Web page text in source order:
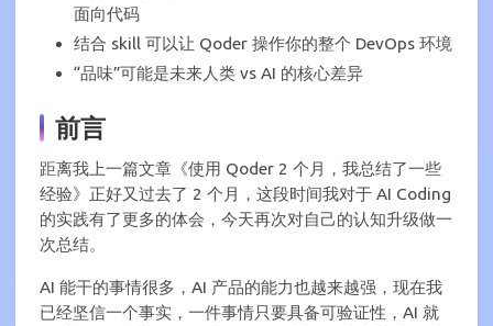
面向代码
结合 skill 可以让 Qoder 操作你的整个 DevOps 环境
“品味”可能是未来人类 vs AI 的核心差异
前言
距离我上一篇文章《使用 Qoder 2 个月，我总结了一些
经验》正好又过去了 2 个月，这段时间我对于 AI Coding
的实践有了更多的体会，今天再次对自己的认知升级做一
次总结。
AI 能干的事情很多，AI 产品的能力也越来越强，现在我
已经坚信一个事实，一件事情只要具备可验证性，AI 就